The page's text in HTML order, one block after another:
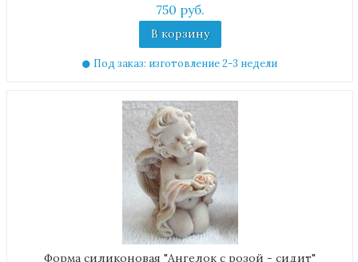
750 руб.
В корзину
Под заказ: изготовление 2-3 недели
Форма силиконовая "Ангелок с розой - сидит"